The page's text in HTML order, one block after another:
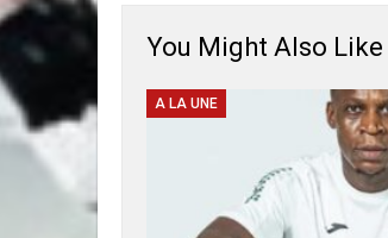
You Might Also Like
A LA UNE